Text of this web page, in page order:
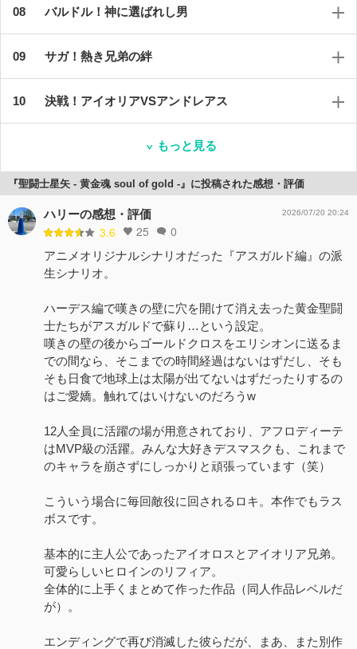
バルドル！神に選ばれし男
サガ！熱き兄弟の絆
決戦！アイオリアVSアンドレアス
もっと見る
『聖闘士星矢 - 黄金魂 soul of gold -』に投稿された感想・評価
ハリーの感想・評価
3.6 25 0
2026/07/20 20:24
アニメオリジナルシナリオだった『アスガルド編』の派
生シナリオ。
ハーデス編で嘆きの壁に穴を開けて消え去った黄金聖闘
士たちがアスガルドで蘇り…という設定。
嘆きの壁の後からゴールドクロスをエリシオンに送るま
での間なら、そこまでの時間経過はないはずだし、そも
そも日食で地球上は太陽が出てないはずだったりするの
はご愛嬌。触れてはいけないのだろうw
12人全員に活躍の場が用意されており、アフロディーテ
はMVP級の活躍。みんな大好きデスマスクも、これまで
のキャラを崩さずにしっかりと頑張っています（笑）
こういう場合に毎回敵役に回されるロキ。本作でもラス
ボスです。
基本的に主人公であったアイオロスとアイオリア兄弟。
可愛らしいヒロインのリフィア。
全体的に上手くまとめて作った作品（同人作品レベルだ
が）。
エンディングで再び消滅した彼らだが、まあ、また別作